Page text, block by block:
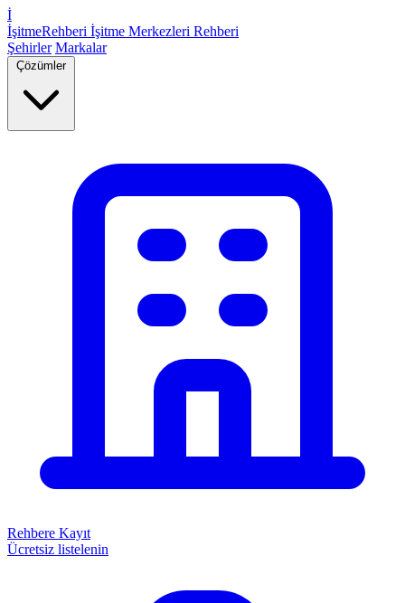
İ
İşitmeRehberi İşitme Merkezleri Rehberi
Şehirler Markalar
Çözümler
Rehbere Kayıt
Ücretsiz listelenin